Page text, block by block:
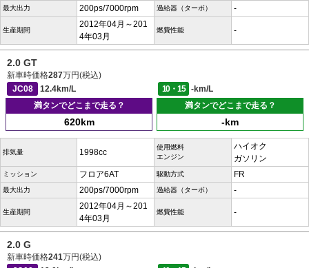
最大出力 200ps/7000rpm 過給器（ターボ） -
生産期間
2012年04月～201
4年03月
燃費性能 -
2.0 GT
新車時価格287万円(税込)
JC08
12.4km/L 10・15
-km/L
満タンでどこまで走る？
620km
満タンでどこまで走る？
-km
排気量 1998cc
使用燃料
エンジン
ハイオク
ガソリン
ミッション フロア6AT 駆動方式 FR
最大出力 200ps/7000rpm 過給器（ターボ） -
生産期間
2012年04月～201
4年03月
燃費性能 -
2.0 G
新車時価格241万円(税込)